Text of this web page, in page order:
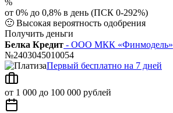
от 0% до 0,8% в день (ПСК 0-292%)
🙂 Высокая вероятность одобрения
Получить деньги
Белка Кредит - ООО МКК «Финмодель»
№2403045010054
Первый бесплатно на 7 дней
от 1 000 до 100 000 рублей